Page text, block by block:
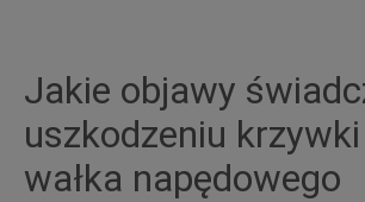
Jakie objawy
uszkodzeniu
wałka napędowego